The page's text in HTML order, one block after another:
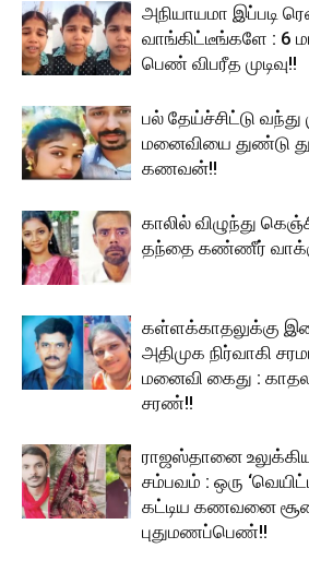
அநியாயமா இப்படி
வாங்கிட்டீங்களே : 6
பெண் விபரீத முடிவு!!
பல் தேய்ச்சிட்டு
மனைவியை துண்டு
கணவன்!!
காலில் விழுந்து
தந்தை கண்ணீர்
கள்ளக்காதலுக்கு
அதிமுக நிர்வாகி
மனைவி கைது :
சரண்!!
ராஜஸ்தானை
சம்பவம் : ஒரு
கட்டிய கணவனை
புதுமணப்பெண்!!